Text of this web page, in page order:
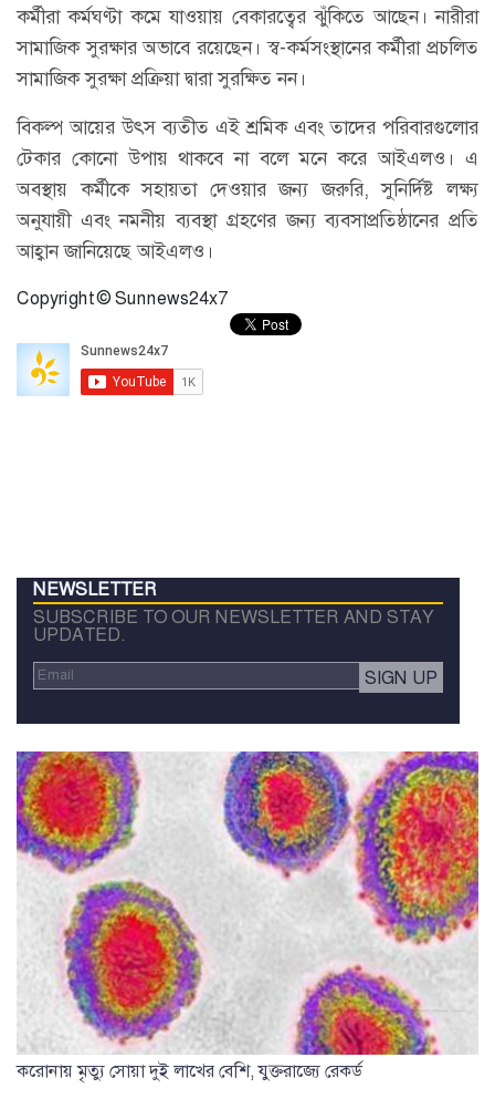
কর্মীরা কর্মঘণ্টা কমে যাওয়ায় বেকারত্বের ঝুঁকিতে আছেন। নারীরা
সামাজিক সুরক্ষার অভাবে রয়েছেন। স্ব-কর্মসংস্থানের কর্মীরা প্রচলিত
সামাজিক সুরক্ষা প্রক্রিয়া দ্বারা সুরক্ষিত নন।
বিকল্প আয়ের উৎস ব্যতীত এই শ্রমিক এবং তাদের পরিবারগুলোর
টেকার কোনো উপায় থাকবে না বলে মনে করে আইএলও। এ
অবস্থায় কর্মীকে সহায়তা দেওয়ার জন্য জরুরি, সুনির্দিষ্ট লক্ষ্য
অনুযায়ী এবং নমনীয় ব্যবস্থা গ্রহণের জন্য ব্যবসাপ্রতিষ্ঠানের প্রতি
আহ্বান জানিয়েছে আইএলও।
Copyright © Sunnews24x7
NEWSLETTER
SUBSCRIBE TO OUR NEWSLETTER AND STAY
UPDATED.
করোনায় মৃত্যু সোয়া দুই লাখের বেশি, যুক্তরাজ্যে রেকর্ড